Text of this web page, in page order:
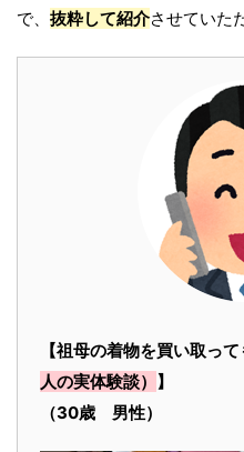
で、 抜粋して紹介させていた
【祖母の着物を買い取っ
人の実体験談） 】
（30歳 男性）